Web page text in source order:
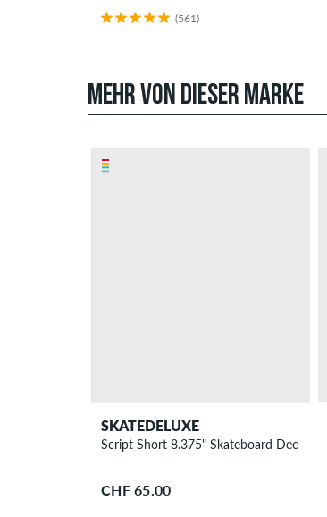
(561)
MEHR VON DIESER MARKE
SKATEDELUXE
Script Short 8.375" Skateboard Deck
CHF 65.00